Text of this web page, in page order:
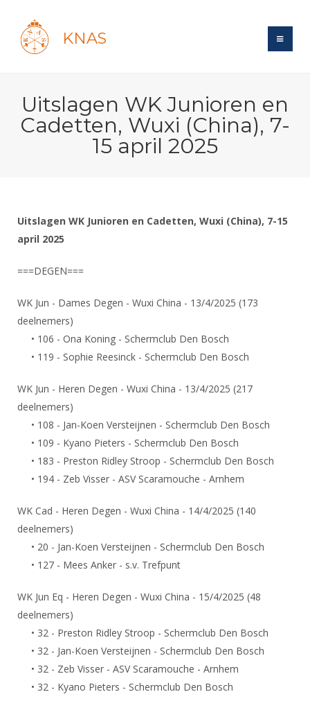
KNAS
Login
Forums
Maandelijks archief
Evenement
Website
Gebruiksvoorwaarden
Historie
Bond
Bond
Reglementen
Organisatie
Ereleden
Leden van Verdiensten
Vacatures
Bondsbureau
Contact
Medewerkers
Samenwerking
Alle Verenigingen
Nieuws
Verenigingsondersteuning
Schermen
Recreatiesport
Veteranen
Lichtzwaardschermen
Wedstrijdsport
Inschrijven
Materiaal
Schermpaspoort
Rolstoelschermen
KNAS Keurmerk
NK's
JPT
JEC
Veteranenwedstrijden
Wedstrijdorganisatie
Nieuws
Nieuws
FBT
SBT
Talentontwikkeling
Atletencommissie
Internationale Titeltoernooien
Voor de jeugd
Jeugdkampen
Brassardsysteem
Nieuws
Nationale opleidingen
Internationale opleidingen
Voor scheidsrechters
Nieuws
Scheidsrechter Documentatie
Opleidingen
Tuchtzaken
Archief
Forums
Forums
Nieuws
NK organiseren
Uitslagen WK Junioren en
Cadetten, Wuxi (China), 7-
15 april 2025
Uitslagen WK Junioren en Cadetten, Wuxi (China), 7-15
april 2025
===DEGEN===
WK Jun - Dames Degen - Wuxi China - 13/4/2025 (173
deelnemers)
• 106 - Ona Koning - Schermclub Den Bosch
• 119 - Sophie Reesinck - Schermclub Den Bosch
WK Jun - Heren Degen - Wuxi China - 13/4/2025 (217
deelnemers)
• 108 - Jan-Koen Versteijnen - Schermclub Den Bosch
• 109 - Kyano Pieters - Schermclub Den Bosch
• 183 - Preston Ridley Stroop - Schermclub Den Bosch
• 194 - Zeb Visser - ASV Scaramouche - Arnhem
WK Cad - Heren Degen - Wuxi China - 14/4/2025 (140
deelnemers)
• 20 - Jan-Koen Versteijnen - Schermclub Den Bosch
• 127 - Mees Anker - s.v. Trefpunt
WK Jun Eq - Heren Degen - Wuxi China - 15/4/2025 (48
deelnemers)
• 32 - Preston Ridley Stroop - Schermclub Den Bosch
• 32 - Jan-Koen Versteijnen - Schermclub Den Bosch
• 32 - Zeb Visser - ASV Scaramouche - Arnhem
• 32 - Kyano Pieters - Schermclub Den Bosch